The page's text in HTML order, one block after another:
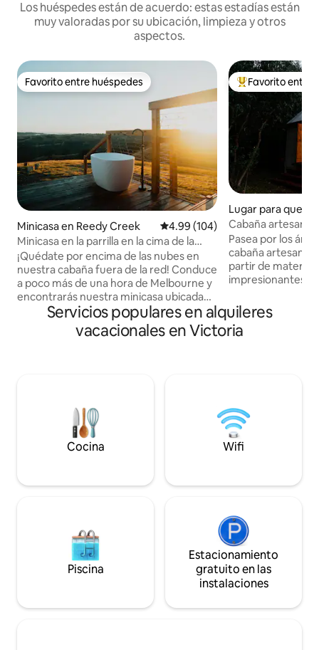
Los huéspedes están de acuerdo: estas estadías están
muy valoradas por su ubicación, limpieza y otros
aspectos.
Favorito entre huéspedes
Favorito entre huéspedes
Minicasa en Reedy Creek Calificación promedio: 4.99 de
4.99 (104)
Minicasa en la parrilla en la cima de la
colina con baño al aire libre
¡Quédate por encima de las nubes en
nuestra cabaña fuera de la red! Conduce
a poco más de una hora de Melbourne y
encontrarás nuestra minicasa ubicada
en nuestra propiedad de 100 acres con
vistas a las montañas. En lo alto de una
empinada colina, podrás disfrutar de
más lento, funciona con energía solar y
tiene todo lo que necesitas para una
estancia inolvidable, ¡incluido un baño al
aire libre para que puedas bañarte bajo
Favorito entre
Favorito entre
Lugar para
ls Gap
Cabaña artesanal,
Grampianos
Pasea por los
cabaña
partir de
impresionantes
montañas más
acurrúcate junto
afuera relájate en
buen café, la
restaurantes de
conéctate!
Servicios populares en alquileres
vacacionales en Victoria
Cocina Wifi
Piscina
Estacionamiento
gratuito en las
instalaciones